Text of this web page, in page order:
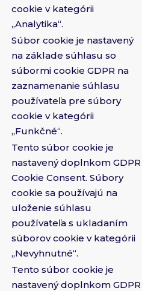
cookie v kategórii
„Analytika“.
Súbor cookie je nastavený
na základe súhlasu so
súbormi cookie GDPR na
zaznamenanie súhlasu
používateľa pre súbory
cookie v kategórii
„Funkčné“.
Tento súbor cookie je
nastavený doplnkom GDPR
Cookie Consent. Súbory
cookie sa používajú na
uloženie súhlasu
používateľa s ukladaním
súborov cookie v kategórii
„Nevyhnutné“.
Tento súbor cookie je
nastavený doplnkom GDPR